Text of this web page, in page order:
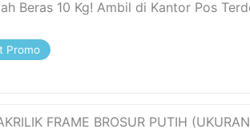
Beras 10 Kg! Ambil di Kantor Pos
Promo
FRAME BROSUR PUTIH